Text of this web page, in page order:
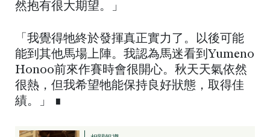
然抱有很大期望。」
「我覺得牠終於發揮真正實力了。以後可能
能到其他馬場上陣。我認為馬迷看到Yumeno
Honoo前來作賽時會很開心。秋天天氣依然
很熱，但我希望牠能保持良好狀態，取得佳
績。」 ∎